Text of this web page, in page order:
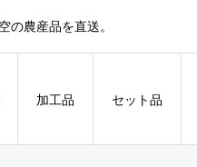
農産品を直送。
加工品 セット品